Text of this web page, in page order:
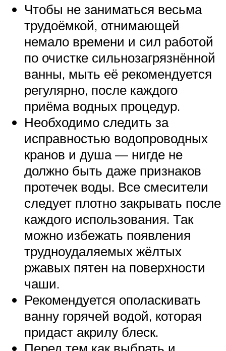
Чтобы не заниматься весьма
трудоёмкой, отнимающей
немало времени и сил работой
по очистке сильнозагрязнённой
ванны, мыть её рекомендуется
регулярно, после каждого
приёма водных процедур.
Необходимо следить за
исправностью водопроводных
кранов и душа — нигде не
должно быть даже признаков
протечек воды. Все смесители
следует плотно закрывать после
каждого использования. Так
можно избежать появления
трудноудаляемых жёлтых
ржавых пятен на поверхности
чаши.
Рекомендуется ополаскивать
ванну горячей водой, которая
придаст акрилу блеск.